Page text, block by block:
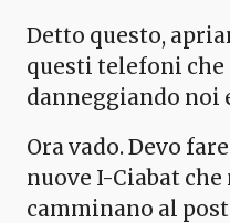
Detto questo,
questi telefoni che
danneggiando noi
Ora vado. Devo
nuove I-Ciabat che
camminano al